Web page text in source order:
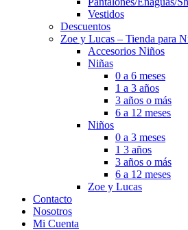
Vestidos
Descuentos
Zoe y Lucas – Tienda para
Accesorios Niños
Niñas
0 a 6 meses
1 a 3 años
3 años o más
6 a 12 meses
Niños
0 a 3 meses
1 3 años
3 años o más
6 a 12 meses
Zoe y Lucas
Contacto
Nosotros
Mi Cuenta